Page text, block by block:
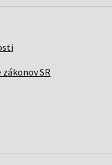
SR